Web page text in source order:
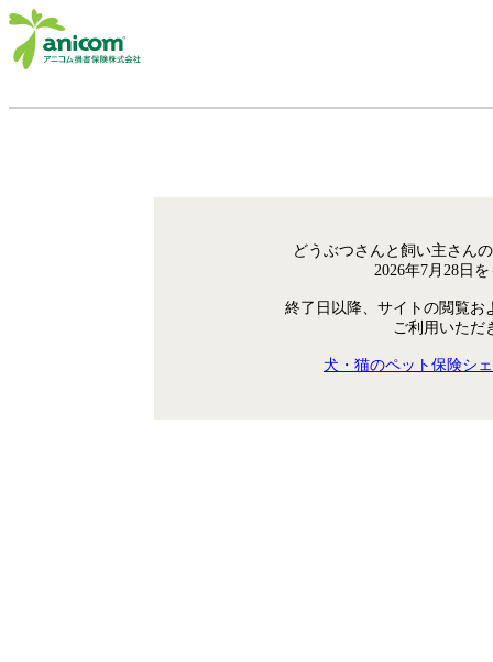
どうぶつさんと飼い主さん
2026年7月28日
終了日以降、サイトの閲覧お
ご利用いただ
犬・猫のペット保険シ